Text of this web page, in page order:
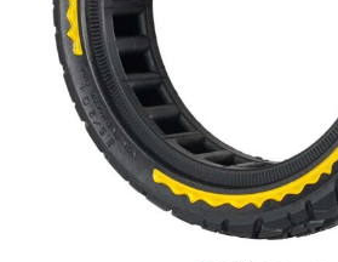
Suchbegriff eingeben & Enter klicken